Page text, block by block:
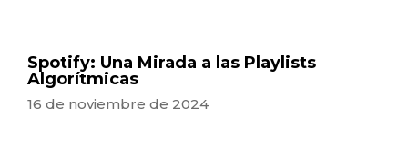
Spotify: Una Mirada a las Playlists
Algorítmicas
16 de noviembre de 2024